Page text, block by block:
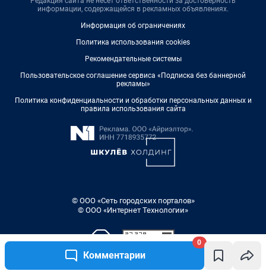
Комментарии
0
информации, содержащейся в рекламных объявлениях.
Информация об ограничениях
Политика использования cookies
Рекомендательные системы
Пользовательское соглашение сервиса «Подписка без баннерной
рекламы»
Политика конфиденциальности и обработки персональных данных и
правила использования сайта
© ООО «Сеть городских порталов»
© ООО «Интернет Технологии»